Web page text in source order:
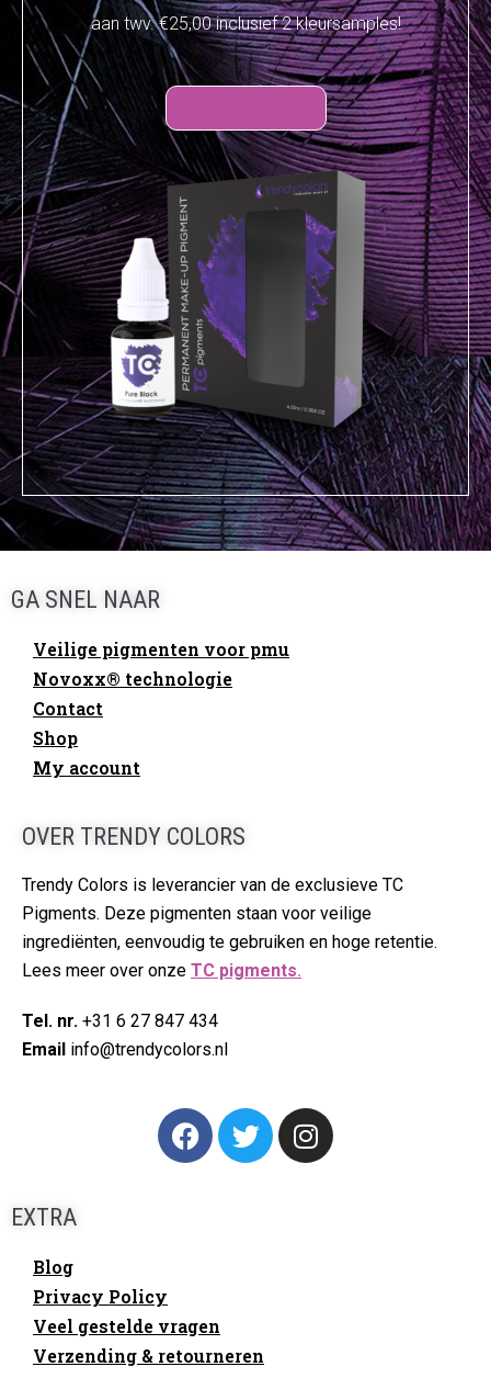
aan twv. €25,00 inclusief 2 kleursamples!
GA SNEL NAAR
Veilige pigmenten voor pmu
Novoxx® technologie
Contact
Shop
My account
OVER TRENDY COLORS
Trendy Colors is leverancier van de exclusieve TC
Pigments. Deze pigmenten staan voor veilige
ingrediënten, eenvoudig te gebruiken en hoge retentie.
Lees meer over onze TC pigments.
Tel. nr. +31 6 27 847 434
Email info@trendycolors.nl
EXTRA
Blog
Privacy Policy
Veel gestelde vragen
Verzending & retourneren